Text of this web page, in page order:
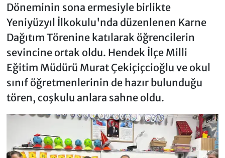
Döneminin sona ermesiyle birlikte
Yeniyüzyıl İlkokulu'nda düzenlenen Karne
Dağıtım Törenine katılarak öğrencilerin
sevincine ortak oldu. Hendek İlçe Milli
Eğitim Müdürü Murat Çekiçiçcioğlu ve okul
sınıf öğretmenlerinin de hazır bulunduğu
tören, coşkulu anlara sahne oldu.